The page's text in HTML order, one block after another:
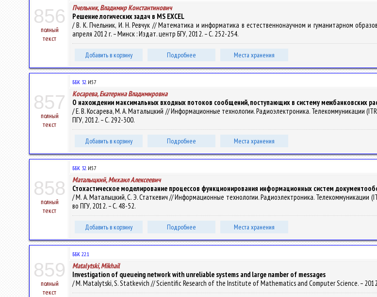
856
полный
текст
Пчельник, Владимир Константинович
Решение логических задач в MS EXCEL
/ В. К. Пчельник, И. Н. Ревчук // Математика и информатика в естественнонаучном и гуманитарном
апреля 2012 г. – Минск : Издат. центр БГУ, 2012. – С. 252-254.
Добавить в корзину Подробнее Места хранения
857
полный
текст
ББК 32.И57
Косарева, Екатерина Владимировна
О нахождении максимальных входных потоков сообщений, поступающих в систему межбанковских
/ Е. В. Косарева, М. А. Маталыцкий // Информационные технологии. Радиоэлектроника. Телекоммуникации
ПГУ, 2012. – С. 292-300.
Добавить в корзину Подробнее Места хранения
858
полный
текст
ББК 32.И57
Маталыцкий, Михаил Алексеевич
Стохастическое моделирование процессов функционирования информационных систем
/ М. А. Маталыцкий, С. Э. Статкевич // Информационные технологии. Радиоэлектроника. Телекоммуникации
во ПГУ, 2012. – С. 48-52.
Добавить в корзину Подробнее Места хранения
859
полный
текст
ББК 22.1
Matalytski, Mikhail
Investigation of queueing network with unreliable systems and large namber of messages
/ M. Matalytski, S. Statkevich // Scientific Research of the Institute of Mathematics and Computer Science. –